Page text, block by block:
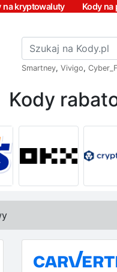
na kryptowaluty Kody na
Smartney, Vivigo,
Kody